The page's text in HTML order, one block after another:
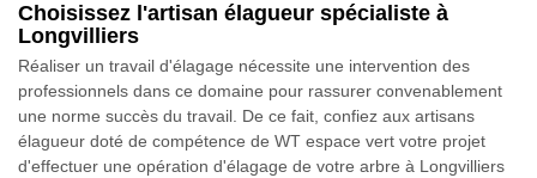
Choisissez l'artisan élagueur spécialiste à
Longvilliers
Réaliser un travail d'élagage nécessite une intervention des
professionnels dans ce domaine pour rassurer convenablement
une norme succès du travail. De ce fait, confiez aux artisans
élagueur doté de compétence de WT espace vert votre projet
d'effectuer une opération d'élagage de votre arbre à Longvilliers